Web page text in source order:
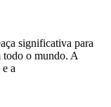
significativa para
todo o mundo. A
a